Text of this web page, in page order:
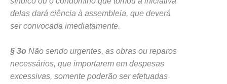
delas dará ciência à assembleia, que deverá
ser convocada imediatamente.
§ 3o Não sendo urgentes, as obras ou reparos
necessários, que importarem em despesas
excessivas, somente poderão ser efetuadas